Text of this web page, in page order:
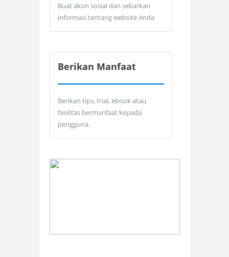
Buat akun sosial dan sebarkan
informasi tentang website Anda
Berikan Manfaat
Berikan tips, trial, ebook atau
fasilitas bermanfaat kepada
pengguna.